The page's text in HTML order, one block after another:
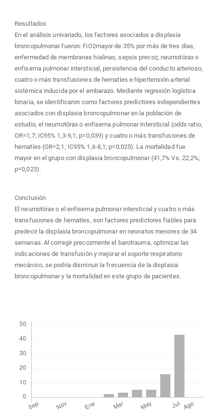
Resultados
En el análisis univariado, los factores asociados a displasia
broncopulmonar fueron: FiO2mayor de 35% por más de tres días,
enfermedad de membranas hialinas, sepsis precoz, neumotórax o
enfisema pulmonar intersticial, persistencia del conducto arterioso,
cuatro o más transfusiones de hematíes e hipertensión arterial
sistémica inducida por el embarazo. Mediante regresión logística
binaria, se identificaron como factores predictores independientes
asociados con displasia broncopulmonar en la población de
estudio, el neumotórax o enfisema pulmonar intersticial (odds ratio,
OR=1,7; IC95% 1,3-9,1; p=0,039) y cuatro o más transfusiones de
hematíes (OR=2,1; IC95% 1,6-8,1; p=0,025). La mortalidad fue
mayor en el grupo con displasia broncopulmonar (41,7% Vs. 22,2%;
p=0,023).
Conclusión
El neumotórax o el enfisema pulmonar intersticial y cuatro o más
transfusiones de hematíes, son factores predictores fiables para
predecir la displasia broncopulmonar en neonatos menores de 34
semanas. Al corregir precozmente el barotrauma, optimizar las
indicaciones de transfusión y mejorar el soporte respiratorio
mecánico, se podría disminuir la frecuencia de la displasia
broncopulmonar y la mortalidad en este grupo de pacientes.